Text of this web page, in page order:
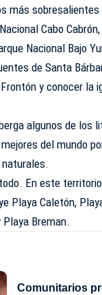
más
Cabo
Nacional Bajo
de Santa
y conocer la
algunos de los
del mundo
En este
Playa Caletón,
Breman.
Comunitarios